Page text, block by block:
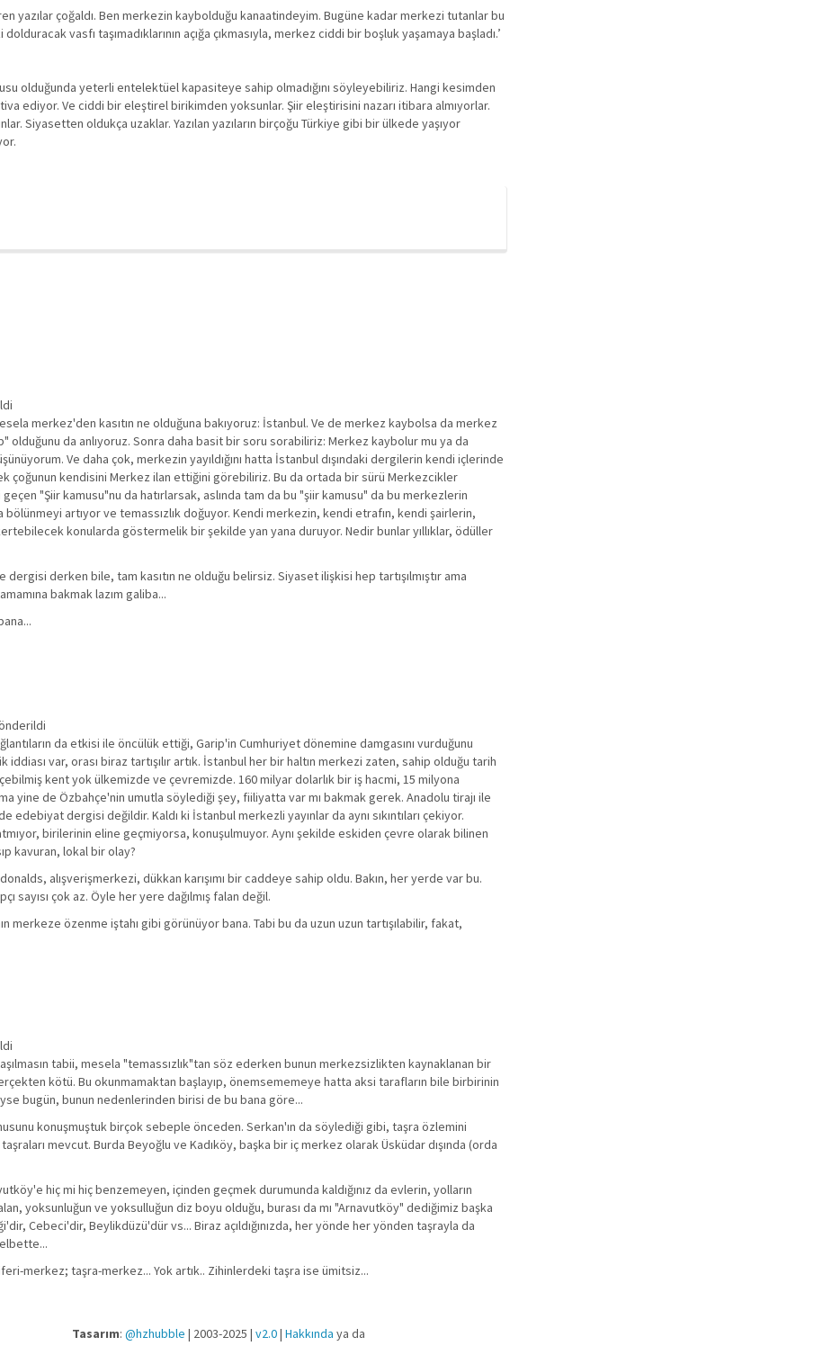
yazılar çoğaldı. Ben merkezin kaybolduğu kanaatindeyim. Bugüne kadar merkezi tutanlar bu
vasfı taşımadıklarının açığa çıkmasıyla, merkez ciddi bir boşluk yaşamaya başladı.’
olduğunda yeterli entelektüel kapasiteye sahip olmadığını söyleyebiliriz. Hangi kesimden
ediyor. Ve ciddi bir eleştirel birikimden yoksunlar. Şiir eleştirisini nazarı itibara almıyorlar.
Siyasetten oldukça uzaklar. Yazılan yazıların birçoğu Türkiye gibi bir ülkede yaşıyor
merkez'den kasıtın ne olduğuna bakıyoruz: İstanbul. Ve de merkez kaybolsa da merkez
olduğunu da anlıyoruz. Sonra daha basit bir soru sorabiliriz: Merkez kaybolur mu ya da
Ve daha çok, merkezin yayıldığını hatta İstanbul dışındaki dergilerin kendi içlerinde
çoğunun kendisini Merkez ilan ettiğini görebiliriz. Bu da ortada bir sürü Merkezcikler
"Şiir kamusu"nu da hatırlarsak, aslında tam da bu "şiir kamusu" da bu merkezlerin
artıyor ve temassızlık doğuyor. Kendi merkezin, kendi etrafın, kendi şairlerin,
konularda göstermelik bir şekilde yan yana duruyor. Nedir bunlar yıllıklar, ödüller
derken bile, tam kasıtın ne olduğu belirsiz. Siyaset ilişkisi hep tartışılmıştır ama
bakmak lazım galiba...
da etkisi ile öncülük ettiği, Garip'in Cumhuriyet dönemine damgasını vurduğunu
var, orası biraz tartışılır artık. İstanbul her bir haltın merkezi zaten, sahip olduğu tarih
kent yok ülkemizde ve çevremizde. 160 milyar dolarlık bir iş hacmi, 15 milyona
yine de Özbahçe'nin umutla söylediği şey, fiiliyatta var mı bakmak gerek. Anadolu tirajı ile
edebiyat dergisi değildir. Kaldı ki İstanbul merkezli yayınlar da aynı sıkıntıları çekiyor.
birilerinin eline geçmiyorsa, konuşulmuyor. Aynı şekilde eskiden çevre olarak bilinen
kavuran, lokal bir olay?
alışverişmerkezi, dükkan karışımı bir caddeye sahip oldu. Bakın, her yerde var bu.
sayısı çok az. Öyle her yere dağılmış falan değil.
merkeze özenme iştahı gibi görünüyor bana. Tabi bu da uzun uzun tartışılabilir, fakat,
tabii, mesela "temassızlık"tan söz ederken bunun merkezsizlikten kaynaklanan bir
kötü. Bu okunmamaktan başlayıp, önemsememeye hatta aksi tarafların bile birbirinin
bugün, bunun nedenlerinden birisi de bu bana göre...
konuşmuştuk birçok sebeple önceden. Serkan'ın da söylediği gibi, taşra özlemini
mevcut. Burda Beyoğlu ve Kadıköy, başka bir iç merkez olarak Üsküdar dışında (orda
hiç mi hiç benzemeyen, içinden geçmek durumunda kaldığınız da evlerin, yolların
alan, yoksunluğun ve yoksulluğun diz boyu olduğu, burası da mı "Arnavutköy" dediğimiz başka
Cebeci'dir, Beylikdüzü'dür vs... Biraz açıldığınızda, her yönde her yönden taşrayla da
merkez; taşra-merkez... Yok artık.. Zihinlerdeki taşra ise ümitsiz...
Tasarım: @hzhubble | 2003-2025 | v2.0| Hakkında ya da